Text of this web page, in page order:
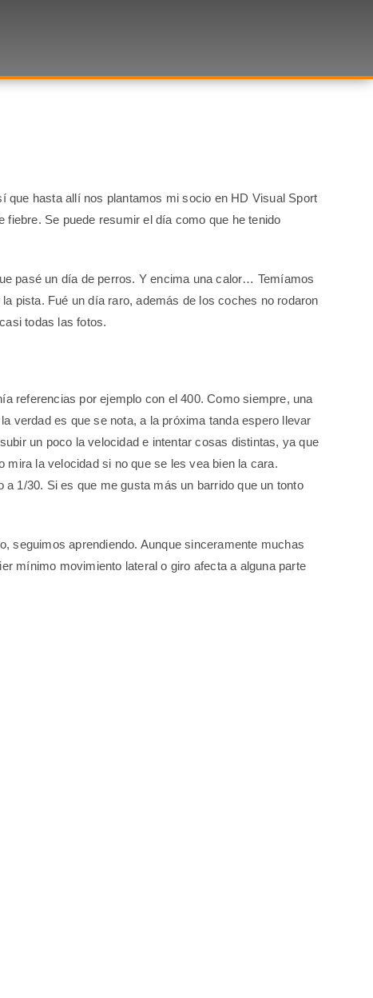
que hasta allí nos plantamos mi socio en HD Visual Sport
Se puede resumir el día como que he tenido
pasé un día de perros. Y encima una calor… Temíamos
pista. Fué un día raro, además de los coches no rodaron
todas las fotos.
referencias por ejemplo con el 400. Como siempre, una
verdad es que se nota, a la próxima tanda espero llevar
un poco la velocidad e intentar cosas distintas, ya que
la velocidad si no que se les vea bien la cara.
1/30. Si es que me gusta más un barrido que un tonto
seguimos aprendiendo. Aunque sinceramente muchas
mínimo movimiento lateral o giro afecta a alguna parte